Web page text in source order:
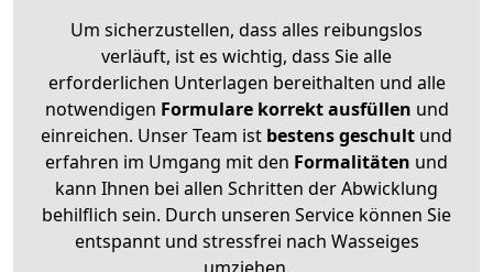
Um sicherzustellen, dass alles reibungslos
verläuft, ist es wichtig, dass Sie alle
erforderlichen Unterlagen bereithalten und alle
notwendigen Formulare korrekt ausfüllen und
einreichen. Unser Team ist bestens geschult und
erfahren im Umgang mit den Formalitäten und
kann Ihnen bei allen Schritten der Abwicklung
behilflich sein. Durch unseren Service können Sie
entspannt und stressfrei nach Wasseiges